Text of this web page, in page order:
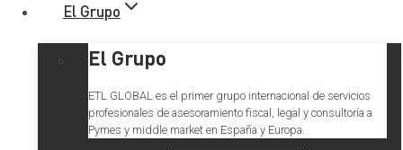
El Grupo
El Grupo
ETL GLOBAL es el primer grupo internacional de servicios
profesionales de asesoramiento fiscal, legal y consultoría a
Pymes y middle market en España y Europa.